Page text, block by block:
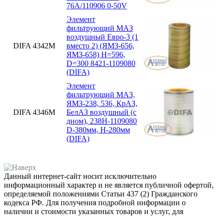
76А/110906 0-50V
DIFA 4342М
Элемент
фильтрующий МАЗ
воздушный Евро-3 (1
вместо 2) (ЯМЗ-656,
ЯМЗ-658) H=596,
D=300 8421-1109080
(DIFA)
DIFA 4346М
Элемент
фильтрующий МАЗ,
ЯМЗ-238, 536, КрАЗ,
БелАЗ воздушный (с
дном), 238Н-1109080
D-380мм, H-280мм
(DIFA)
Данный интернет-сайт носит исключительно
информационный характер и не является публичной офертой,
определяемой положениями Статьи 437 (2) Гражданского
кодекса РФ. Для получения подробной информации о
наличии и стоимости указанных товаров и услуг, для